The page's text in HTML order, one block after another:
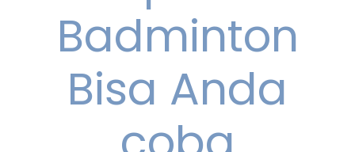
Badminton
Bisa Anda